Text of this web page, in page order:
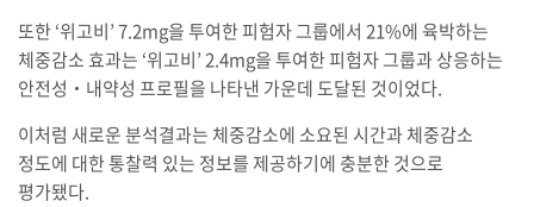
또한 ‘위고비’ 7.2mg을 투여한 피험자 그룹에서 21%에 육박하는
체중감소 효과는 ‘위고비’ 2.4mg을 투여한 피험자 그룹과 상응하는
안전성‧내약성 프로필을 나타낸 가운데 도달된 것이었다.
이처럼 새로운 분석결과는 체중감소에 소요된 시간과 체중감소
정도에 대한 통찰력 있는 정보를 제공하기에 충분한 것으로
평가됐다.